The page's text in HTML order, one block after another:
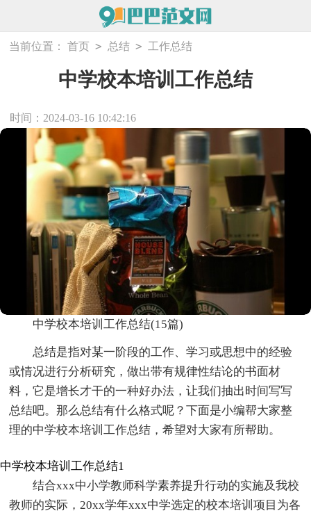
当前位置： 首页 > 总结 > 工作总结
中学校本培训工作总结
时间：2024-03-16 10:42:16
中学校本培训工作总结(15篇)
总结是指对某一阶段的工作、学习或思想中的经验
或情况进行分析研究，做出带有规律性结论的书面材
料，它是增长才干的一种好办法，让我们抽出时间写写
总结吧。那么总结有什么格式呢？下面是小编帮大家整
理的中学校本培训工作总结，希望对大家有所帮助。
中学校本培训工作总结1
结合xxx中小学教师科学素养提升行动的实施及我校
教师的实际，20xx学年xxx中学选定的校本培训项目为各